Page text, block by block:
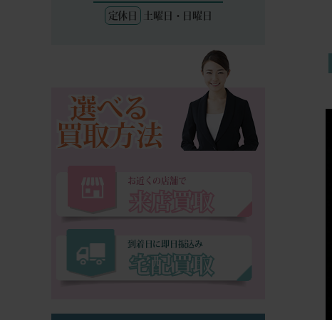
定休日 土曜日・日曜日
選べる
買取方法
お近くの店舗で
到着日に即日振込み
宅配買取